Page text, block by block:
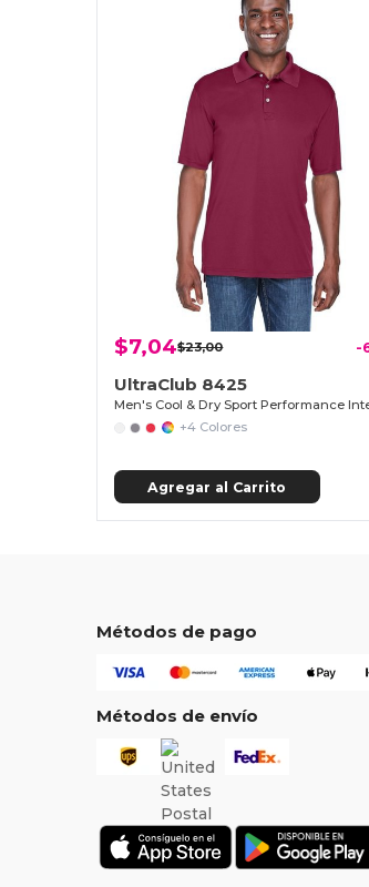
$7,04$23,00 -
UltraClub 8425
+4 Colores
Agregar al Carrito
Métodos de pago
Métodos de envío